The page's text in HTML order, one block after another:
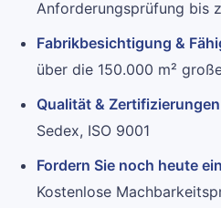
Anforderungsprüfung bis
Fabrikbesichtigung &
über die 150.000 m²
Qualität & Zertifizierungen
Sedex, ISO 9001
Fordern Sie noch heute
Kostenlose